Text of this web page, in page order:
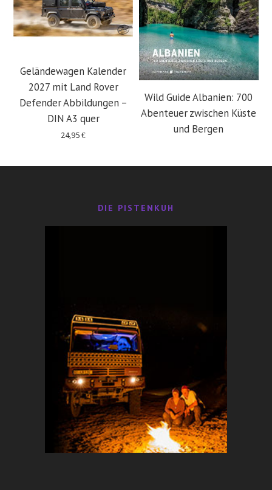
Geländewagen Kalender
2027 mit Land Rover
Defender Abbildungen –
DIN A3 quer
24,95€
Wild Guide Albanien: 700
Abenteuer zwischen Küste
und Bergen
DIE PISTENKUH